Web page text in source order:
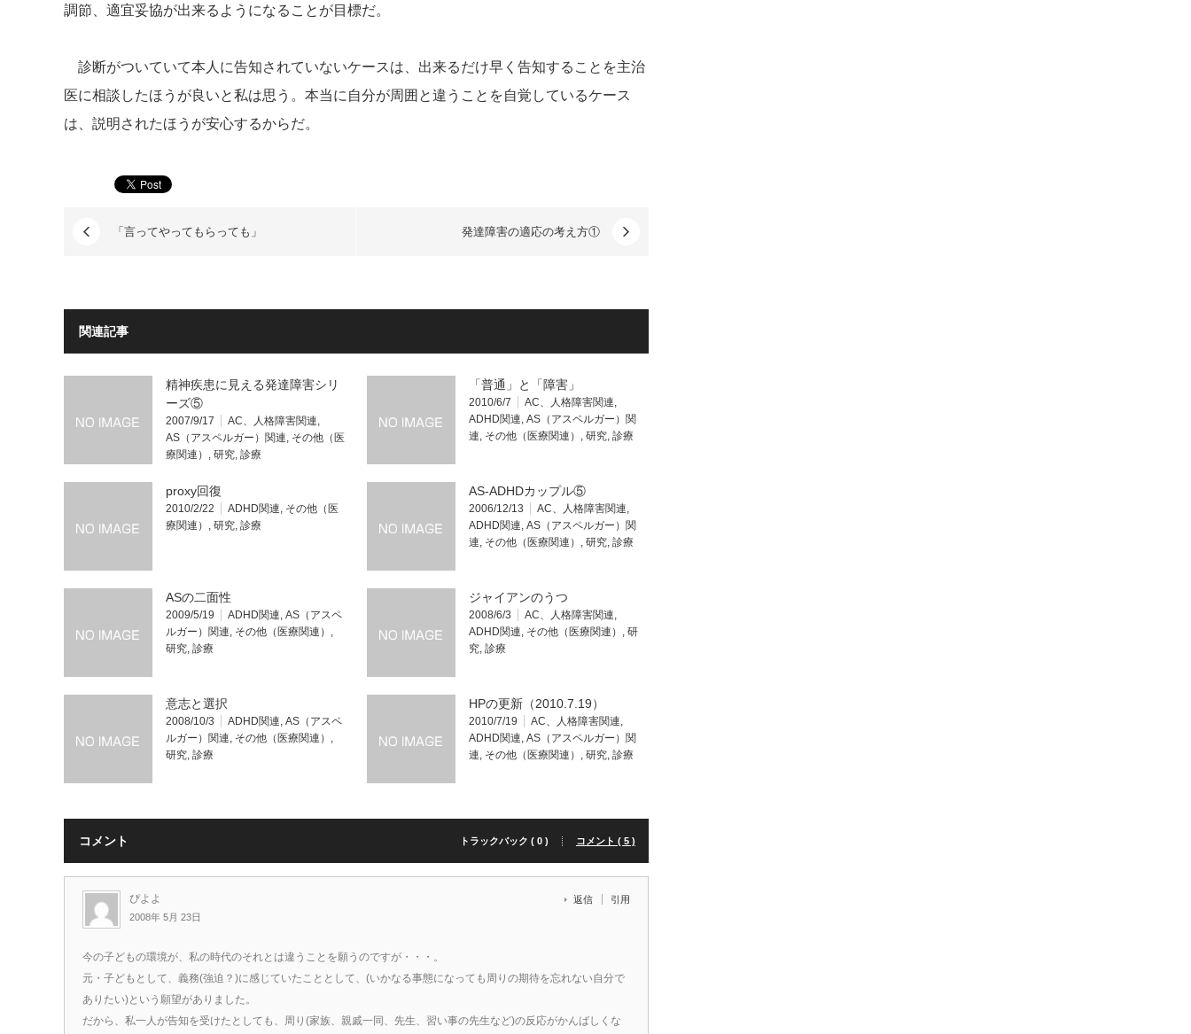
調節、適宜妥協が出来るようになることが目標だ。
診断がついていて本人に告知されていないケースは、出来るだけ早く告知することを主治
医に相談したほうが良いと私は思う。本当に自分が周囲と違うことを自覚しているケース
は、説明されたほうが安心するからだ。
「言ってやってもらっても」 発達障害の適応の考え方①
関連記事
精神疾患に見える発達障害シリ
ーズ⑤
2007/9/17 AC、人格障害関連,
AS（アスペルガー）関連, その他（医
療関連） , 研究, 診療
「普通」と「障害」
2010/6/7 AC、人格障害関連,
ADHD関連, AS（アスペルガー）関
連, その他（医療関連） , 研究, 診療
proxy回復
2010/2/22 ADHD関連, その他（医
療関連） , 研究, 診療
AS-ADHDカップル⑤
2006/12/13 AC、人格障害関連,
ADHD関連, AS（アスペルガー）関
連, その他（医療関連） , 研究, 診療
ASの二面性
2009/5/19 ADHD関連, AS（アスペ
ルガー）関連, その他（医療関連） ,
研究, 診療
ジャイアンのうつ
2008/6/3 AC、人格障害関連,
ADHD関連, その他（医療関連） , 研
究, 診療
意志と選択
2008/10/3 ADHD関連, AS（アスペ
ルガー）関連, その他（医療関連） ,
研究, 診療
HPの更新（2010.7.19）
2010/7/19 AC、人格障害関連,
ADHD関連, AS（アスペルガー）関
連, その他（医療関連） , 研究, 診療
コメント トラックバック ( 0 ) コメント ( 5 )
ぴよよ
2008年 5月 23日
返信 引用
今の子どもの環境が、私の時代のそれとは違うことを願うのですが・・・。
元・子どもとして、義務(強迫？)に感じていたこととして、(いかなる事態になっても周りの期待を忘れない自分で
ありたい)という願望がありました。
だから、私一人が告知を受けたとしても、周り(家族、親戚一同、先生、習い事の先生など)の反応がかんばしくな